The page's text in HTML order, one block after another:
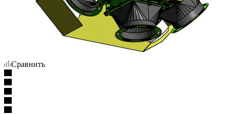
Сравнить